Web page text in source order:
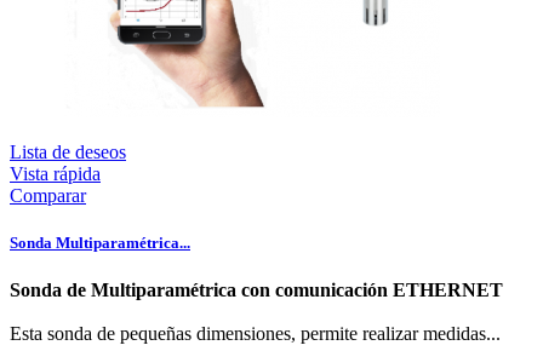
Lista de deseos
Vista rápida
Comparar
Sonda Multiparamétrica...
Sonda de Multiparamétrica con comunicación ETHERNET
Esta sonda de pequeñas dimensiones, permite realizar medidas...